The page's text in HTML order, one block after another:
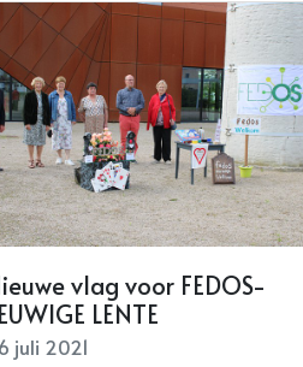
vlag voor FEDOS-
LENTE
juli 2021